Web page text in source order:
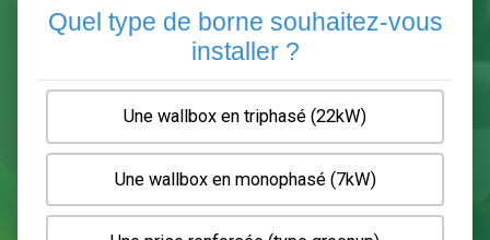
Gratuit, sans pub et sans engagement.
2 3 6
Quel type de borne souhaitez-
installer ?